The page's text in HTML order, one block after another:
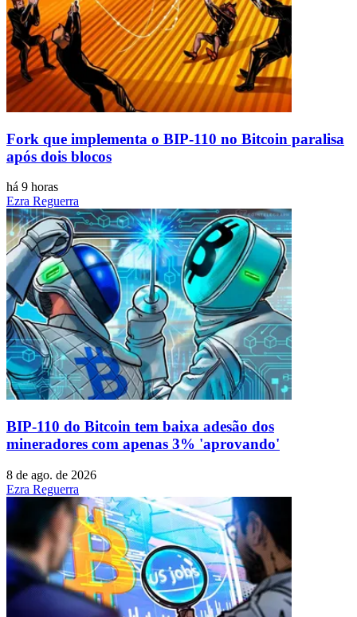
Fork que implementa o BIP-110 no Bitcoin paralisa
após dois blocos
há 9 horas
Ezra Reguerra
BIP-110 do Bitcoin tem baixa adesão dos
mineradores com apenas 3% 'aprovando'
8 de ago. de 2026
Ezra Reguerra